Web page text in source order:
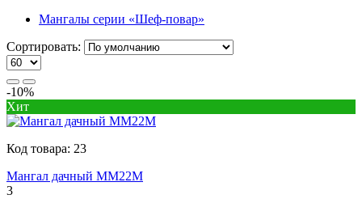
Мангалы серии «Шеф-повар»
Сортировать:
-10%
Хит
Код товара: 23
Мангал дачный ММ22М
3